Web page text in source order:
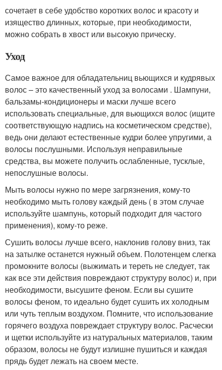
сочетает в себе удобство коротких волос и красоту и
изящество длинных, которые, при необходимости,
можно собрать в хвост или высокую прическу.
Уход
Самое важное для обладательниц вьющихся и кудрявых
волос – это качественный уход за волосами . Шампуни,
бальзамы-кондиционеры и маски лучше всего
использовать специальные, для вьющихся волос (ищите
соответствующую надпись на косметическом средстве),
ведь они делают естественные кудри более упругими, а
волосы послушными. Используя неправильные
средства, вы можете получить ослабленные, тусклые,
непослушные волосы.
Мыть волосы нужно по мере загрязнения, кому-то
необходимо мыть голову каждый день ( в этом случае
используйте шампунь, который подходит для частого
применения), кому-то реже.
Сушить волосы лучше всего, наклонив голову вниз, так
на затылке останется нужный объем. Полотенцем слегка
промокните волосы (выжимать и тереть не следует, так
как все эти действия повреждают структуру волос) и, при
необходимости, высушите феном. Если вы сушите
волосы феном, то идеально будет сушить их холодным
или чуть теплым воздухом. Помните, что использование
горячего воздуха повреждает структуру волос. Расчески
и щетки используйте из натуральных материалов, таким
образом, волосы не будут излишне пушиться и каждая
прядь будет лежать на своем месте.